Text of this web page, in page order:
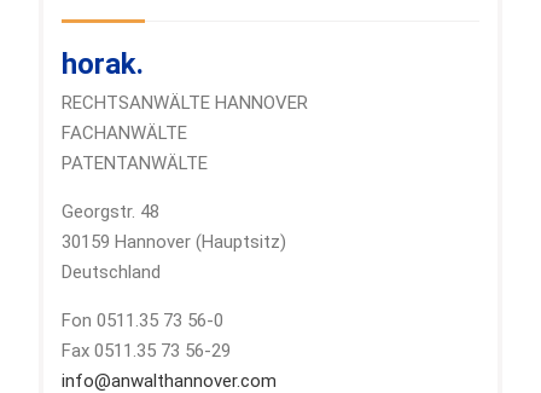
horak.
RECHTSANWÄLTE HANNOVER
FACHANWÄLTE
PATENTANWÄLTE
Georgstr. 48
30159 Hannover (Hauptsitz)
Deutschland
Fon 0511.35 73 56-0
Fax 0511.35 73 56-29
info@anwalthannover.com